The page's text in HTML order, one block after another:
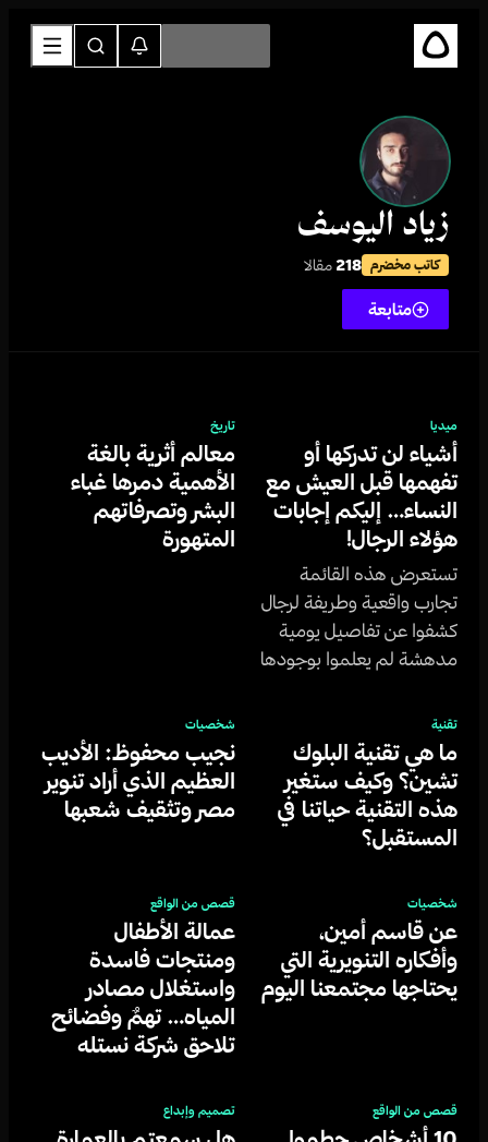
زياد اليوسف
كاتب مخضرم 218مقالا
متابعة
ميديا
أشياء لن تدركها أو
تفهمها قبل العيش مع
النساء… إليكم إجابات
هؤلاء الرجال!
تستعرض هذه القائمة
تجارب واقعية وطريفة لرجال
كشفوا عن تفاصيل يومية
مدهشة لم يعلموا بوجودها
منزل واحد.
تاريخ
معالم أثرية بالغة
الأهمية دمرها غباء
البشر وتصرفاتهم
المتهورة
تقنية
ما هي تقنية البلوك
تشين؟ وكيف ستغير
هذه التقنية حياتنا في
المستقبل؟
شخصيات
نجيب محفوظ: الأديب
العظيم الذي أراد تنوير
مصر وتثقيف شعبها
شخصيات
عن قاسم أمين،
وأفكاره التنويرية التي
يحتاجها مجتمعنا اليوم
قصص من الواقع
عمالة الأطفال
ومنتجات فاسدة
واستغلال مصادر
المياه… تهمٌ وفضائح
تلاحق شركة نستله
قصص من الواقع تصميم وإبداع